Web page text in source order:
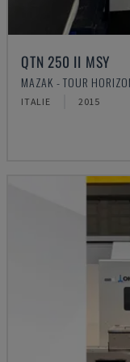
QTN 250 II MSY
MAZAK - TOUR
ITALIE 2015